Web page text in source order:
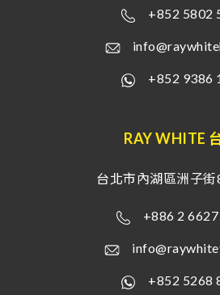
+852 5802
+852 9386
RAY WHITE
台北市內湖區洲子
+886 2
+852 5268